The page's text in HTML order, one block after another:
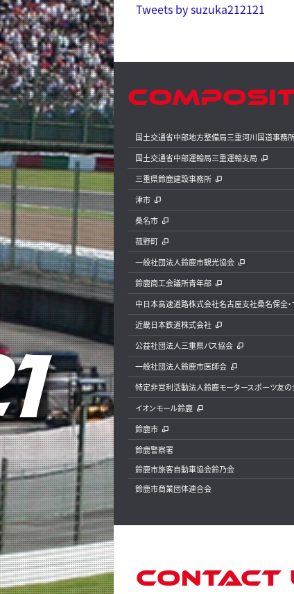
Tweets by suzuka212121
国土交通省中部地方整備局三重河川国道事務
国土交通省中部運輸局三重運輸支局
三重県鈴鹿建設事務所
津市
桑名市
菰野町
一般社団法人鈴鹿市観光協会
鈴鹿商工会議所青年部
中日本高速道路株式会社名古屋支社桑名保全・
近畿日本鉄道株式会社
公益社団法人三重県バス協会
一般社団法人鈴鹿市医師会
特定非営利活動法人鈴鹿モータースポーツ友の
イオンモール鈴鹿
鈴鹿市
鈴鹿警察署
鈴鹿市旅客自動車協会鈴乃会
鈴鹿市商業団体連合会
Contact